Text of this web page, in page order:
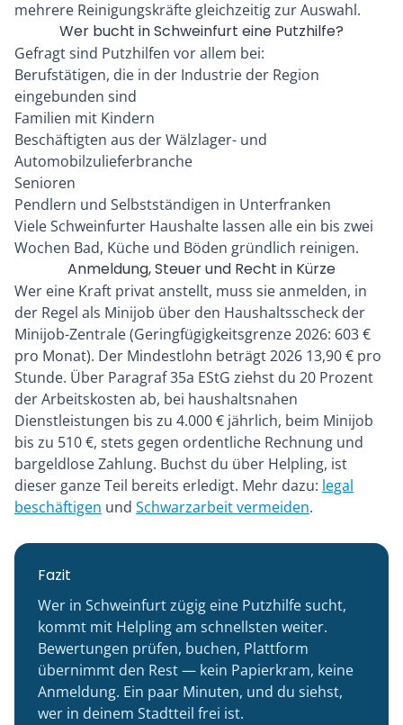
mehrere Reinigungskräfte gleichzeitig zur Auswahl.
Wer bucht in Schweinfurt eine Putzhilfe?
Gefragt sind Putzhilfen vor allem bei:
Berufstätigen, die in der Industrie der Region
eingebunden sind
Familien mit Kindern
Beschäftigten aus der Wälzlager- und
Automobilzulieferbranche
Senioren
Pendlern und Selbstständigen in Unterfranken
Viele Schweinfurter Haushalte lassen alle ein bis zwei
Wochen Bad, Küche und Böden gründlich reinigen.
Anmeldung, Steuer und Recht in Kürze
Wer eine Kraft privat anstellt, muss sie anmelden, in
der Regel als Minijob über den Haushaltsscheck der
Minijob-Zentrale (Geringfügigkeitsgrenze 2026: 603 €
pro Monat). Der Mindestlohn beträgt 2026 13,90 € pro
Stunde. Über Paragraf 35a EStG ziehst du 20 Prozent
der Arbeitskosten ab, bei haushaltsnahen
Dienstleistungen bis zu 4.000 € jährlich, beim Minijob
bis zu 510 €, stets gegen ordentliche Rechnung und
bargeldlose Zahlung. Buchst du über Helpling, ist
dieser ganze Teil bereits erledigt. Mehr dazu: legal
beschäftigen und Schwarzarbeit vermeiden.
Fazit
Wer in Schweinfurt zügig eine Putzhilfe sucht,
kommt mit Helpling am schnellsten weiter.
Bewertungen prüfen, buchen, Plattform
übernimmt den Rest — kein Papierkram, keine
Anmeldung. Ein paar Minuten, und du siehst,
wer in deinem Stadtteil frei ist.